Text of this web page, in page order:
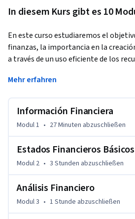
In diesem Kurs gibt es 10
En este curso estudiaremos el
finanzas, la importancia en la
a través de un uso eficiente de los
Además, incluiremos algunas
pueden afectar el rumbo de tu
saber si estás aplicando los recursos
análisis, control y evaluación de
Mehr erfahren
Información Financiera
Modul 1 • 27 Minuten abzuschließen
Estados Financieros Básicos
Modul 2 • 3 Stunden abzuschließen
Análisis Financiero
Modul 3 • 1 Stunde abzuschließen